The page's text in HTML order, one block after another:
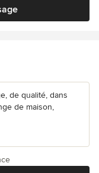
de qualité, dans
de maison,